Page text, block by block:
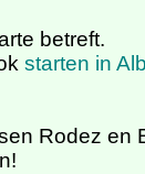
betreft.
starten in
Rodez en